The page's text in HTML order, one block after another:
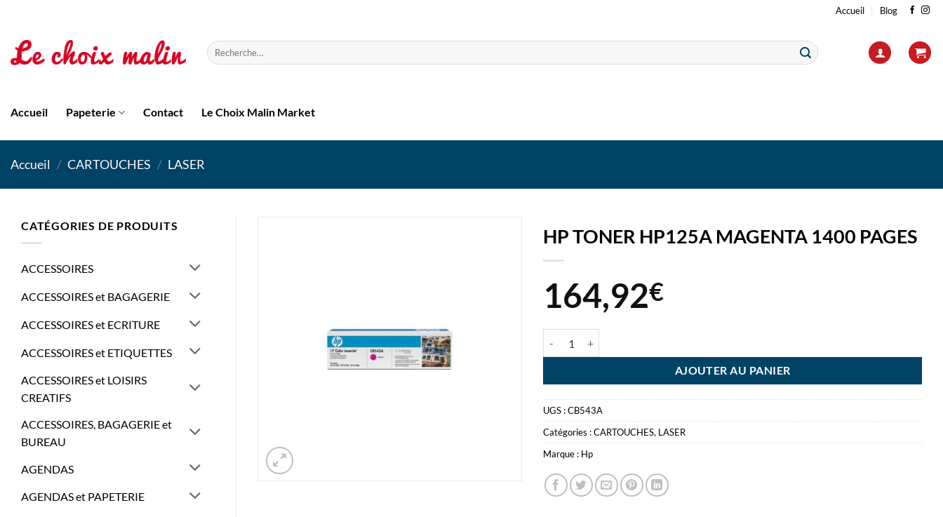
contenu
Accueil Blog
Recherche
pour :
Accueil Papeterie Contact Le Choix Malin Market
Accueil / CARTOUCHES / LASER
CATÉGORIES DE PRODUITS
ACCESSOIRES
ACCESSOIRES et BAGAGERIE
ACCESSOIRES et ECRITURE
ACCESSOIRES et ETIQUETTES
ACCESSOIRES et LOISIRS
CREATIFS
ACCESSOIRES, BAGAGERIE et
BUREAU
AGENDAS
AGENDAS et PAPETERIE
HP TONER HP125A MAGENTA 1400 PAGES
164,92€
AJOUTER AU PANIER
UGS :CB543A
Catégories :CARTOUCHES, LASER
Marque : Hp